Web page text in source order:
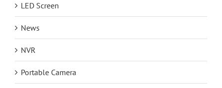
LED Screen
News
NVR
Portable Camera